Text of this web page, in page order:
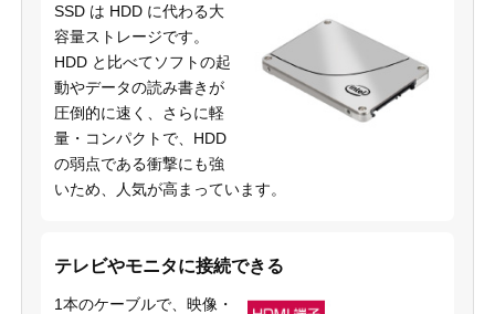
SSD は HDD に代わる大
容量ストレージです。
HDD と比べてソフトの起
動やデータの読み書きが
圧倒的に速く、さらに軽
量・コンパクトで、HDD
の弱点である衝撃にも強
いため、人気が高まっています。
テレビやモニタに接続できる
1本のケーブルで、映像・